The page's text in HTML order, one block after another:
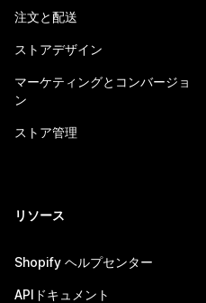
注文と配送
ストアデザイン
マーケティングとコンバージョ
ン
ストア管理
リソース
Shopify ヘルプセンター
APIドキュメント